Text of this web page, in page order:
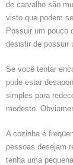
de carvalho são
visto que podem
Possuir um pouco
desistir de possuir
Se você tentar
pode estar
simples para
modesto.
A cozinha é
pessoas desejam
tenha uma